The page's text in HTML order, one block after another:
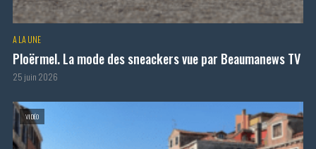
A LA UNE
Ploërmel. La mode des sneackers vue par Beaumanews TV
25 juin 2026
VIDÉO